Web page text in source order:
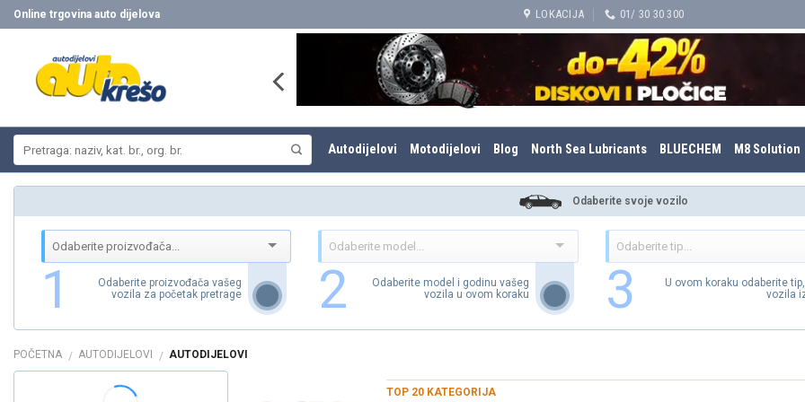
Skip
to
Online trgovina auto dijelova LOKACIJA 01/ 30 30 300
Autodijelovi Motodijelovi Blog North Sea Lubricants BLUECHEM M8 Solution
Odaberite svoje vozilo
1
Odaberite proizvođača vašeg
vozila za početak pretrage
2
Odaberite model i godinu vašeg
vozila u ovom koraku
3
U ovom koraku odaberite
vozila
POČETNA / AUTODIJELOVI / AUTODIJELOVI
TOP 20 KATEGORIJA